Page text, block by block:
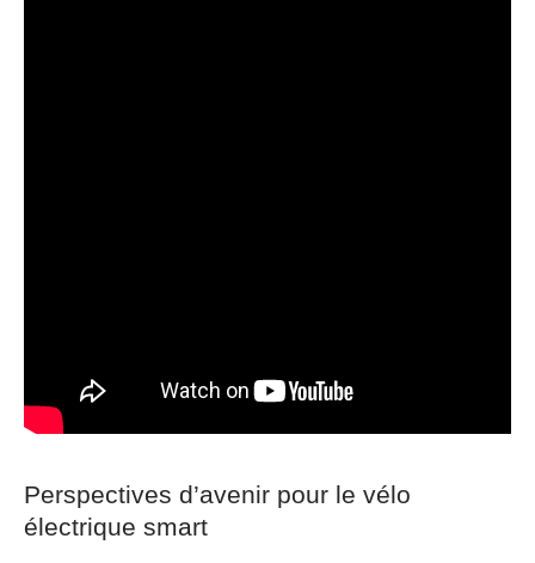
Perspectives d’avenir pour le vélo
électrique smart